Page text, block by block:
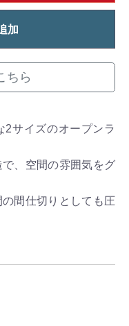
加
ちら
2サイズのオープンラ
、空間の雰囲気をグ
間仕切りとしても圧